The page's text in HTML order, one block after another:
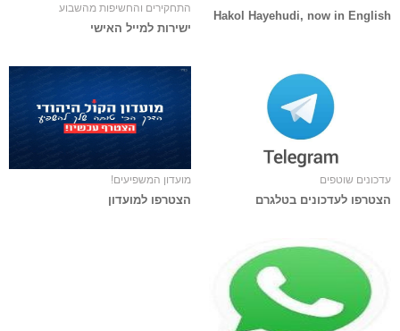
Hakol Hayehudi, now in English
התחקירים והחשיפות מהשבוע
ישירות למייל האישי
עדכונים שוטפים
הצטרפו לעדכונים בטלגרם
מועדון המשפיעים!
הצטרפו למועדון